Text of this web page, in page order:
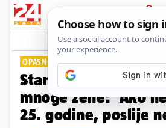
PRIJAVA
Lifestyle
OPASNOSTI ENDOMETRIOZE PLUS+
Stanje opasno po
mnoge žene: 'Ako
25. godine, poslije